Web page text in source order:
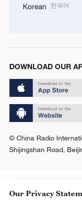
Korean 한국어
DOWNLOAD OUR
© China Radio
Shijingshan Road,
Our Privacy